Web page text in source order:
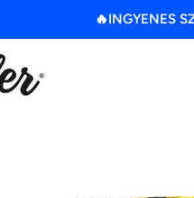
🔥INGYENES